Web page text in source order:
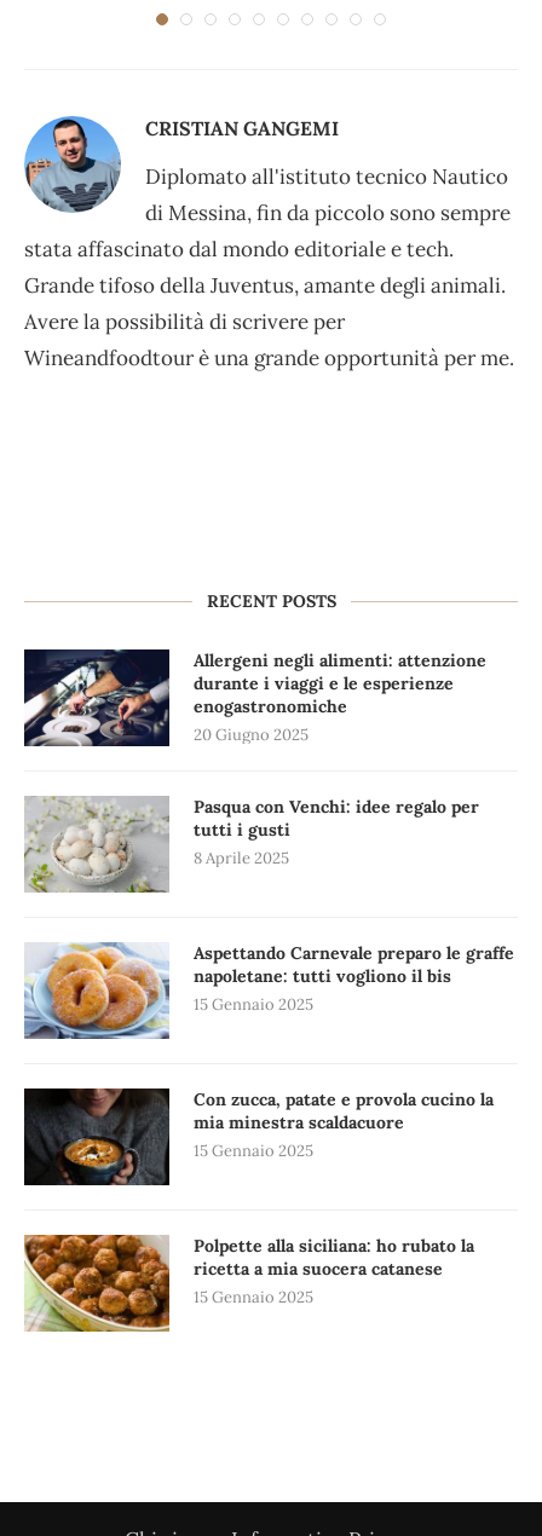
CRISTIAN GANGEMI
Diplomato all'istituto tecnico Nautico
di Messina, fin da piccolo sono sempre
stata affascinato dal mondo editoriale e tech.
Grande tifoso della Juventus, amante degli animali.
Avere la possibilità di scrivere per
Wineandfoodtour è una grande opportunità per me.
RECENT POSTS
Allergeni negli alimenti: attenzione
durante i viaggi e le esperienze
enogastronomiche
20 Giugno 2025
Pasqua con Venchi: idee regalo per
tutti i gusti
8 Aprile 2025
Aspettando Carnevale preparo le graffe
napoletane: tutti vogliono il bis
15 Gennaio 2025
Con zucca, patate e provola cucino la
mia minestra scaldacuore
15 Gennaio 2025
Polpette alla siciliana: ho rubato la
ricetta a mia suocera catanese
15 Gennaio 2025